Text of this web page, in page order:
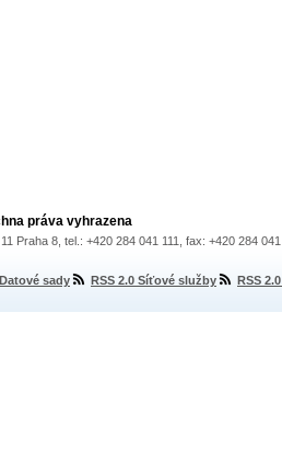
práva vyhrazena
Praha 8, tel.: +420 284 041 111, fax: +420 284
sady RSS 2.0 Síťové služby RSS